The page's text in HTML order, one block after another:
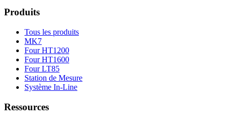
Produits
Tous les produits
MK7
Four HT1200
Four HT1600
Four LT85
Station de Mesure
Système In-Line
Ressources